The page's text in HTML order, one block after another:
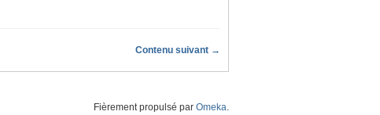
Contenu suivant →
Fièrement propulsé par Omeka.